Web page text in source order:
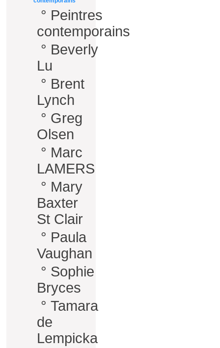
° Peintres
contemporains
° Beverly
Lu
° Brent
Lynch
° Greg
Olsen
° Marc
LAMERS
° Mary
Baxter
St Clair
° Paula
Vaughan
° Sophie
Bryces
° Tamara
de
Lempicka